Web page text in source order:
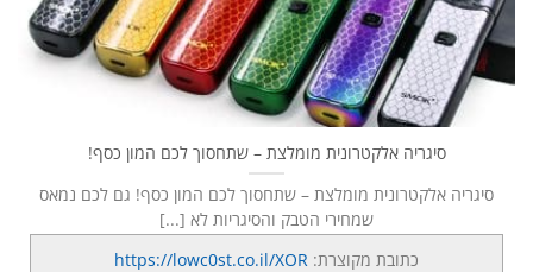
סיגריה אלקטרונית מומלצת – שתחסוך לכם המון כסף!
סיגריה אלקטרונית מומלצת – שתחסוך לכם המון כסף! גם לכם נמאס
שמחירי הטבק והסיגריות לא [...]
כתובת מקוצרת: https://lowc0st.co.il/XOR